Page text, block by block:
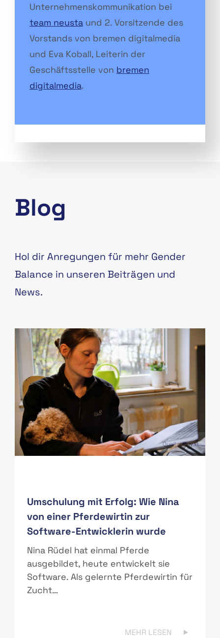
Unternehmenskommunikation bei
team neusta und 2. Vorsitzende des
Vorstands von bremen digitalmedia
und Eva Koball, Leiterin der
Geschäftsstelle von bremen
digitalmedia.
Blog
Hol dir Anregungen für mehr Gender
Balance in unseren Beiträgen und
News.
Quelle: Privat
Umschulung mit Erfolg: Wie Nina
von einer Pferdewirtin zur
Software-Entwicklerin wurde
Nina Rüdel hat einmal Pferde
ausgebildet, heute entwickelt sie
Software. Als gelernte Pferdewirtin für
Zucht…
MEHR LESEN